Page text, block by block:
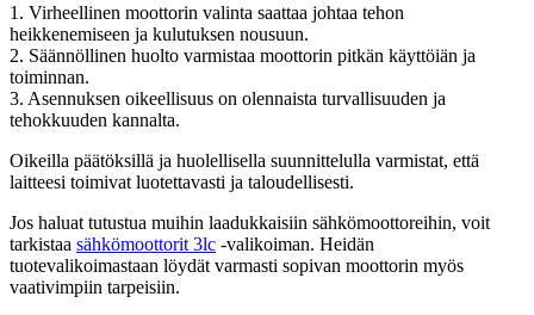
1. Virheellinen moottorin valinta saattaa johtaa tehon
heikkenemiseen ja kulutuksen nousuun.
2. Säännöllinen huolto varmistaa moottorin pitkän käyttöiän ja
toiminnan.
3. Asennuksen oikeellisuus on olennaista turvallisuuden ja
tehokkuuden kannalta.
Oikeilla päätöksillä ja huolellisella suunnittelulla varmistat, että
laitteesi toimivat luotettavasti ja taloudellisesti.
Jos haluat tutustua muihin laadukkaisiin sähkömoottoreihin, voit
tarkistaa sähkömoottorit 3lc -valikoiman. Heidän
tuotevalikoimastaan löydät varmasti sopivan moottorin myös
vaativimpiin tarpeisiin.